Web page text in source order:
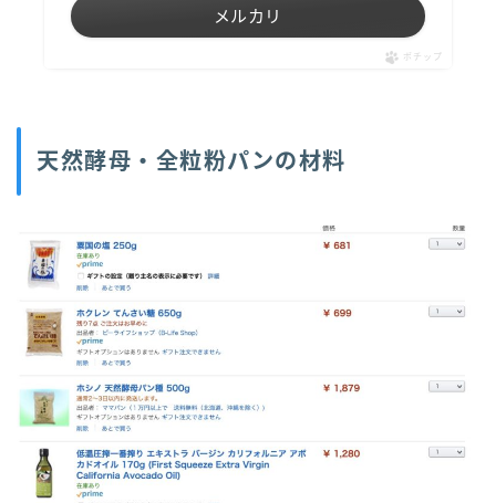
メルカリ
ポチップ
天然酵母・全粒粉パンの材料